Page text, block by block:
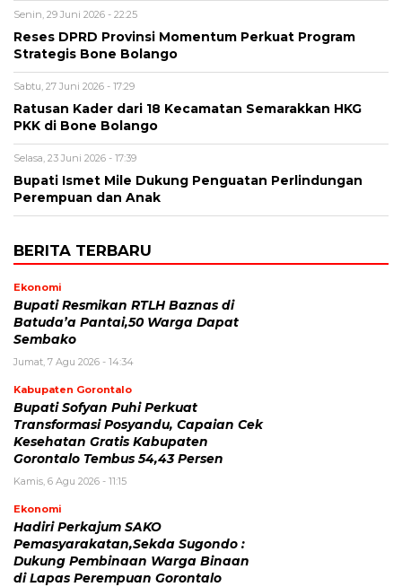
Senin, 29 Juni 2026 - 22:25
Reses DPRD Provinsi Momentum Perkuat Program
Strategis Bone Bolango
Sabtu, 27 Juni 2026 - 17:29
Ratusan Kader dari 18 Kecamatan Semarakkan HKG
PKK di Bone Bolango
Selasa, 23 Juni 2026 - 17:39
Bupati Ismet Mile Dukung Penguatan Perlindungan
Perempuan dan Anak
BERITA TERBARU
Ekonomi
Bupati Resmikan RTLH Baznas di
Batuda’a Pantai,50 Warga Dapat
Sembako
Jumat, 7 Agu 2026 - 14:34
Kabupaten Gorontalo
Bupati Sofyan Puhi Perkuat
Transformasi Posyandu, Capaian Cek
Kesehatan Gratis Kabupaten
Gorontalo Tembus 54,43 Persen
Kamis, 6 Agu 2026 - 11:15
Ekonomi
Hadiri Perkajum SAKO
Pemasyarakatan,Sekda Sugondo :
Dukung Pembinaan Warga Binaan
di Lapas Perempuan Gorontalo